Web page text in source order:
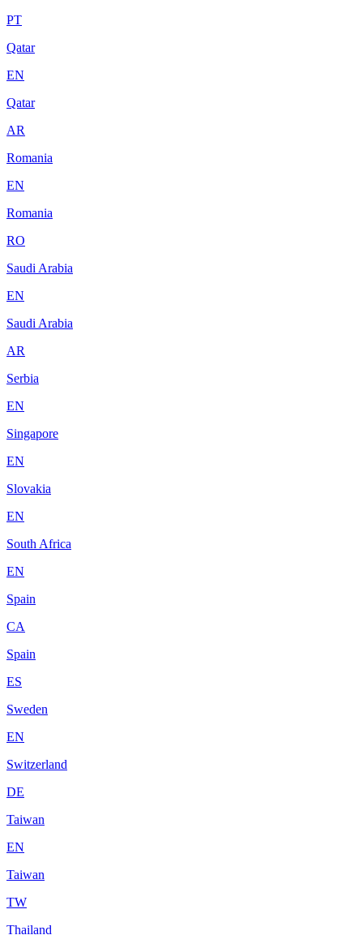
PT
Qatar
EN
Qatar
AR
Romania
EN
Romania
RO
Saudi Arabia
EN
Saudi Arabia
AR
Serbia
EN
Singapore
EN
Slovakia
EN
South Africa
EN
Spain
CA
Spain
ES
Sweden
EN
Switzerland
DE
Taiwan
EN
Taiwan
TW
Thailand